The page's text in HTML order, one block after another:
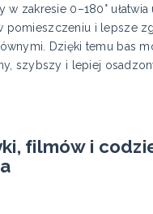
w zakresie 0–180° ułatwia
pomieszczeniu i lepsze
Dzięki temu bas
szybszy i lepiej
filmów i